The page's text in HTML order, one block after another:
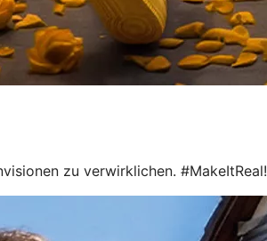
zu verwirklichen. #MakeItReal!